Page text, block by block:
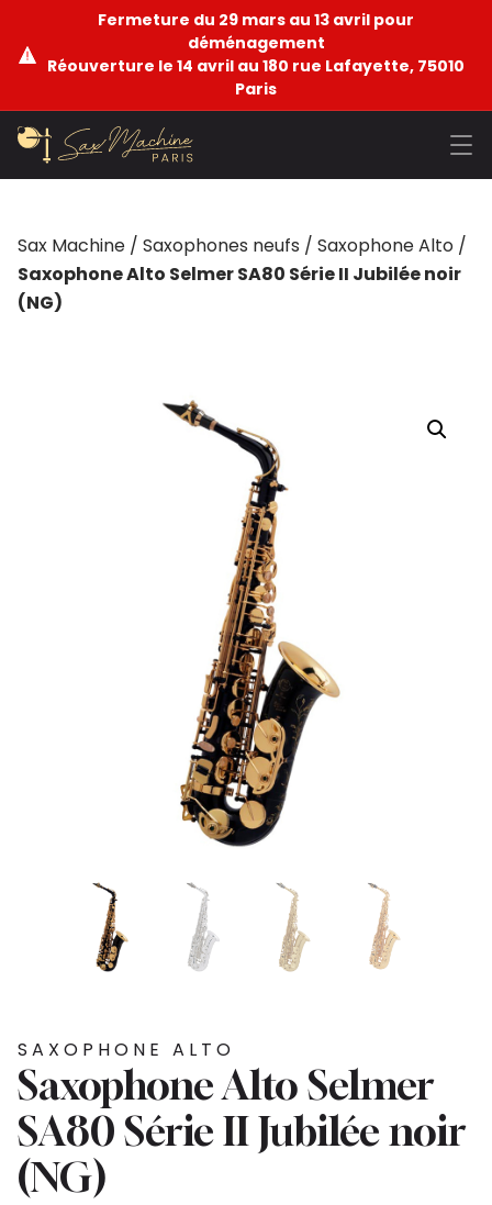
Fermeture du 29 mars au 13 avril pour
déménagement
Réouverture le 14 avril au 180 rue Lafayette, 75010
Paris
Sax Machine / Saxophones neufs / Saxophone Alto /
Saxophone Alto Selmer SA80 Série II Jubilée noir
(NG)
SAXOPHONE ALTO
Saxophone Alto Selmer
SA80 Série II Jubilée noir
(NG)